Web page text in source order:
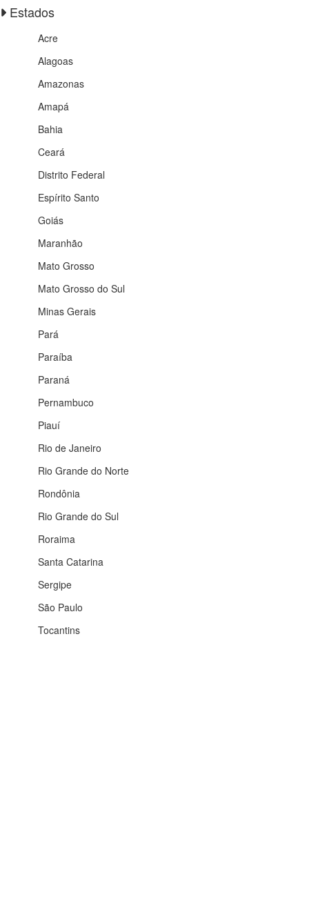
Estados
Acre
Alagoas
Amazonas
Amapá
Bahia
Ceará
Distrito Federal
Espírito Santo
Goiás
Maranhão
Mato Grosso
Mato Grosso do Sul
Minas Gerais
Pará
Paraíba
Paraná
Pernambuco
Piauí
Rio de Janeiro
Rio Grande do Norte
Rondônia
Rio Grande do Sul
Roraima
Santa Catarina
Sergipe
São Paulo
Tocantins